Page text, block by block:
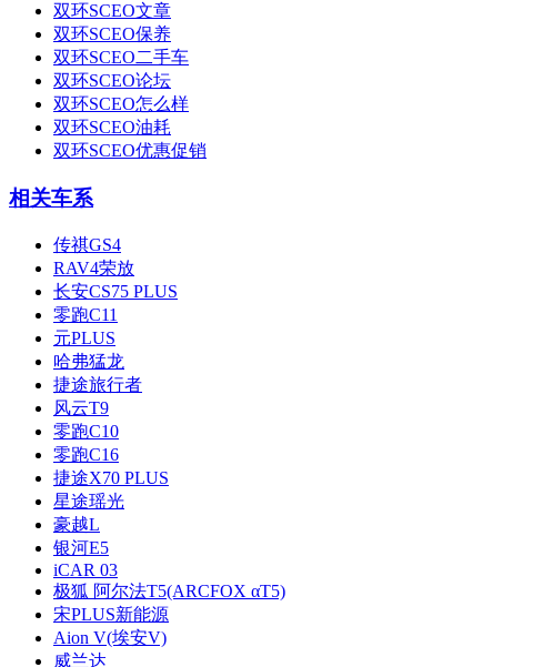
双环SCEO文章
双环SCEO保养
双环SCEO二手车
双环SCEO论坛
双环SCEO怎么样
双环SCEO油耗
双环SCEO优惠促销
相关车系
传祺GS4
RAV4荣放
长安CS75 PLUS
零跑C11
元PLUS
哈弗猛龙
捷途旅行者
风云T9
零跑C10
零跑C16
捷途X70 PLUS
星途瑶光
豪越L
银河E5
iCAR 03
极狐 阿尔法T5(ARCFOX αT5)
宋PLUS新能源
Aion V(埃安V)
威兰达